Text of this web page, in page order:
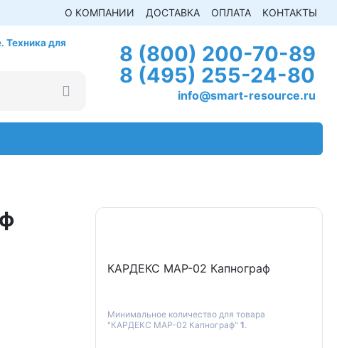
О КОМПАНИИ ДОСТАВКА ОПЛАТА КОНТАКТЫ
Техника для
8 (800) 200-70-89
8 (495) 255-24-80
info@smart-resource.ru
КАРДЕКС МАР-02 Капнограф
Минимальное количество для товара
"КАРДЕКС МАР-02 Капнограф" 1.